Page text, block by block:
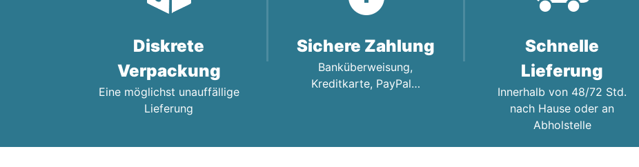
Diskrete
Verpackung
Eine möglichst unauffällige
Lieferung
Sichere Zahlung
Banküberweisung,
Kreditkarte, PayPal…
Schnelle
Lieferung
Innerhalb von 48/72 Std.
nach Hause oder an
Abholstelle